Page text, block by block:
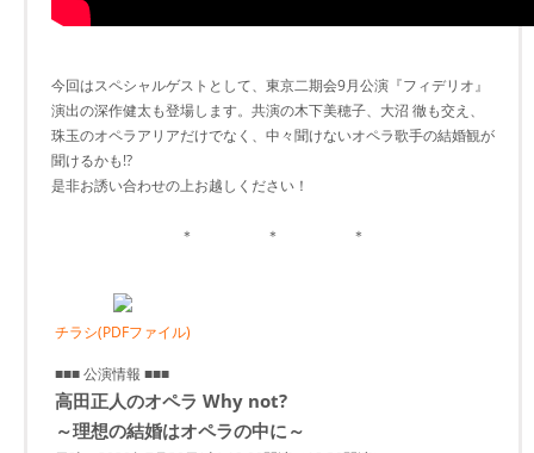
今回はスペシャルゲストとして、東京二期会9月公演『フィデリオ』
演出の深作健太も登場します。共演の木下美穂子、大沼 徹も交え、
珠玉のオペラアリアだけでなく、中々聞けないオペラ歌手の結婚観が
聞けるかも!?
是非お誘い合わせの上お越しください！
＊ ＊ ＊
チラシ(PDFファイル)
■■■ 公演情報 ■■■
高田正人のオペラ Why not?
～理想の結婚はオペラの中に～